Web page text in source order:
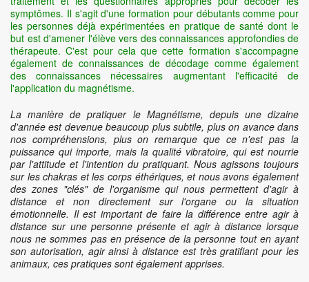
symptômes. Il s'agit d'une formation pour débutants comme pour
les personnes déjà expérimentées en pratique de santé dont le
but est d'amener l'élève vers des connaissances approfondies de
thérapeute. C'est pour cela que cette formation s'accompagne
également de connaissances de décodage comme également
des connaissances nécessaires augmentant l'efficacité de
l'application du magnétisme.
La manière de pratiquer le Magnétisme, depuis une dizaine
d'année est devenue beaucoup plus subtile, plus on avance dans
nos compréhensions, plus on remarque que ce n'est pas la
puissance qui importe, mais la qualité vibratoire, qui est nourrie
par l'attitude et l'intention du pratiquant. Nous agissons toujours
sur les chakras et les corps éthériques, et nous avons également
des zones "clés" de l'organisme qui nous permettent d'agir à
distance et non directement sur l'organe ou la situation
émotionnelle. Il est important de faire la différence entre agir à
distance sur une personne présente et agir à distance lorsque
nous ne sommes pas en présence de la personne tout en ayant
son autorisation, agir ainsi à distance est très gratifiant pour les
animaux, ces pratiques sont également apprises.